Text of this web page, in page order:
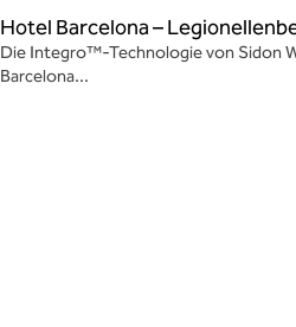
Hotel Barcelona –
Die Integro™-Technologie von Sidon
Barcelona...